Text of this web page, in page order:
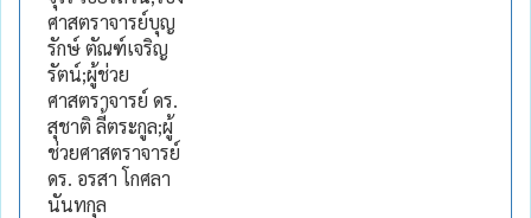
ศาสตราจารย์บุญ
รักษ์ ตัณฑ์เจริญ
รัตน์;ผู้ช่วย
ศาสตราจารย์ ดร.
สุชาติ ลี้ตระกูล;ผู้
ช่วยศาสตราจารย์
ดร. อรสา โกศลา
นันทกุล